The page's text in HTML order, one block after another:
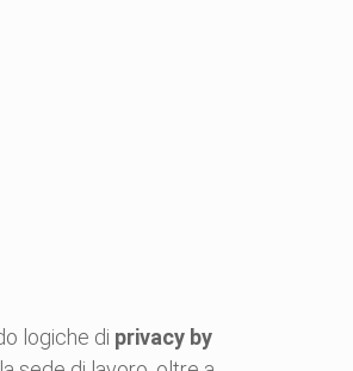
logiche di privacy by